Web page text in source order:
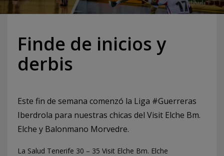
Finde de inicios y
derbis
Este fin de semana comenzó la Liga #Guerreras
Iberdrola para nuestras chicas del Visit Elche Bm.
Elche y Balonmano Morvedre.
La Salud Tenerife 30 – 35 Visit Elche Bm. Elche